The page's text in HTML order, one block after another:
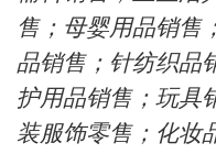
售；母婴用品销售
品销售；针纺织品
护用品销售；玩具
装服饰零售；化妆